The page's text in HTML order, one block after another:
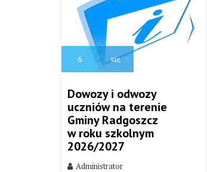
6 sie
Dowozy i odwozy
uczniów na terenie
Gminy Radgoszcz
w roku szkolnym
2026/2027
Administrator